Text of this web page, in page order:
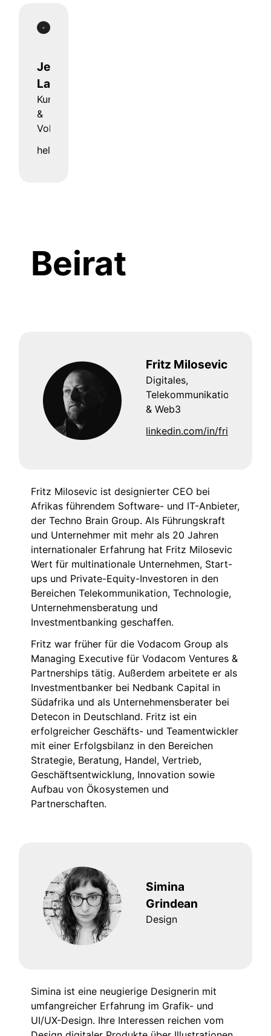
Jens
Lages
Kundendienst
&
Volla Bar
hello@volla.online
Beirat
Fritz Milosevic
Digitales,
Telekommunikation
& Web3
linkedin.com/in/
Fritz Milosevic ist designierter CEO bei
Afrikas führendem Software- und IT-Anbieter,
der Techno Brain Group. Als Führungskraft
und Unternehmer mit mehr als 20 Jahren
internationaler Erfahrung hat Fritz Milosevic
Wert für multinationale Unternehmen, Start-
ups und Private-Equity-Investoren in den
Bereichen Telekommunikation, Technologie,
Unternehmensberatung und
Investmentbanking geschaffen.
Fritz war früher für die Vodacom Group als
Managing Executive für Vodacom Ventures &
Partnerships tätig. Außerdem arbeitete er als
Investmentbanker bei Nedbank Capital in
Südafrika und als Unternehmensberater bei
Detecon in Deutschland. Fritz ist ein
erfolgreicher Geschäfts- und Teamentwickler
mit einer Erfolgsbilanz in den Bereichen
Strategie, Beratung, Handel, Vertrieb,
Geschäftsentwicklung, Innovation sowie
Aufbau von Ökosystemen und
Partnerschaften.
Simina
Grindean
Design
Simina ist eine neugierige Designerin mit
umfangreicher Erfahrung im Grafik- und
UI/UX-Design. Ihre Interessen reichen vom